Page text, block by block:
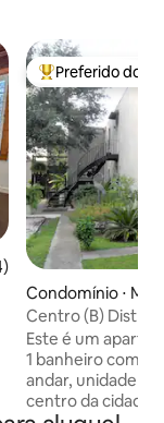
avaliação média de
Entre os
Preferido dos
Condomínio ⋅
Centro (B)
Detonti
Este é um
1 banheiro completo. Fica no
andar, unidade B.
centro da cidade,